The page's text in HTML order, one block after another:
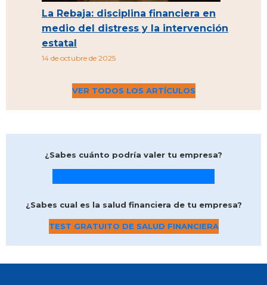
La Rebaja: disciplina financiera en
medio del distress y la intervención
estatal
14 de octubre de 2025
VER TODOS LOS ARTÍCULOS
¿Sabes cuánto podría valer tu empresa?
¿Sabes cual es la salud financiera de tu empresa?
TEST GRATUITO DE SALUD FINANCIERA